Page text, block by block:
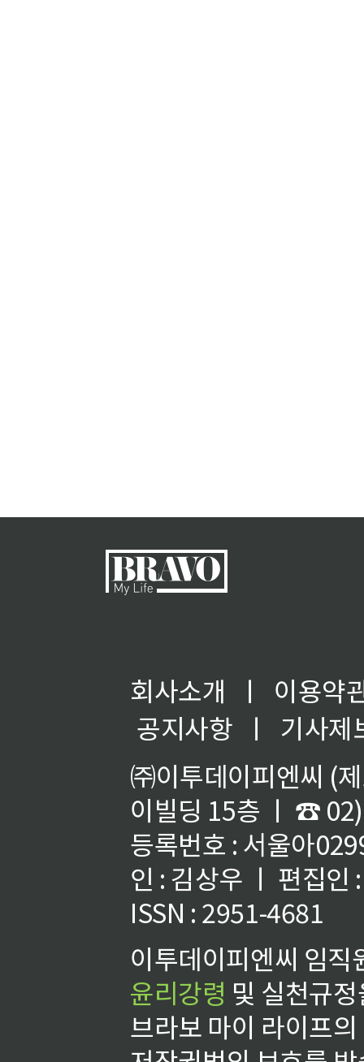
회사소개 ㅣ
이용약
공지사항
ㅣ
기사제
㈜이투데이피엔씨 (
이빌딩 15층 ㅣ ☎
등록번호 : 서울아
인 : 김상우 ㅣ 편집인
ISSN : 2951-4681
이투데이피엔씨 임
윤리강령 및 실천규
브라보 마이 라이프